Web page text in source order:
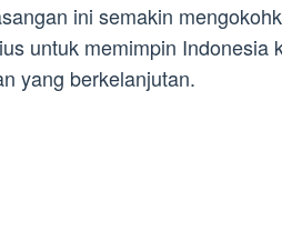
ini semakin
untuk memimpin Indonesia
yang berkelanjutan.